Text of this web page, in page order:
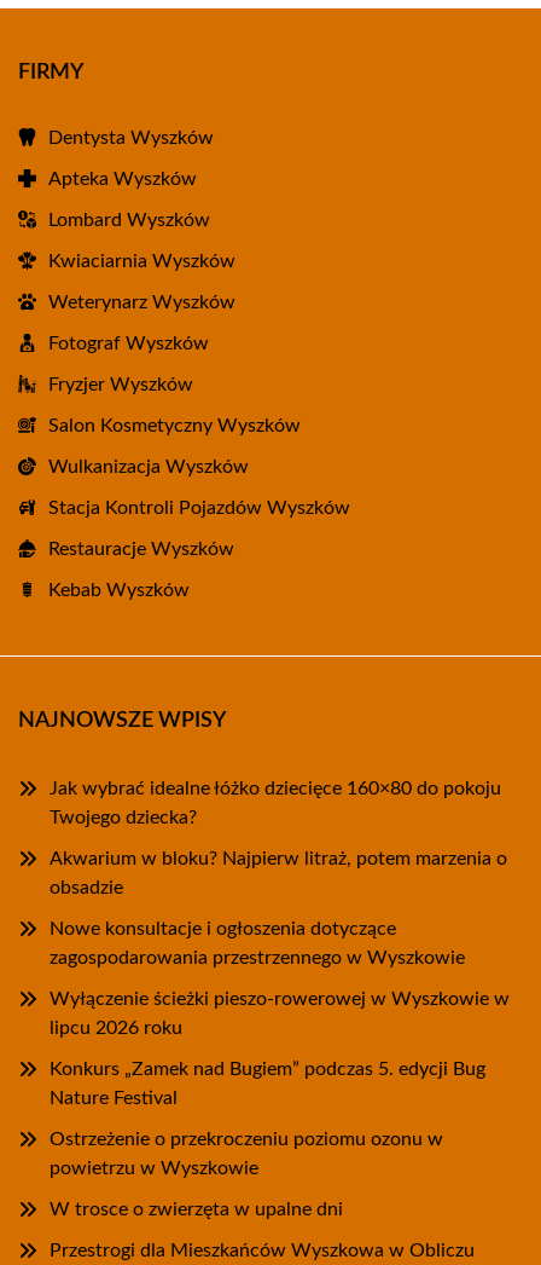
FIRMY
Dentysta Wyszków
Apteka Wyszków
Lombard Wyszków
Kwiaciarnia Wyszków
Weterynarz Wyszków
Fotograf Wyszków
Fryzjer Wyszków
Salon Kosmetyczny Wyszków
Wulkanizacja Wyszków
Stacja Kontroli Pojazdów Wyszków
Restauracje Wyszków
Kebab Wyszków
NAJNOWSZE WPISY
Jak wybrać idealne łóżko dziecięce 160×80 do pokoju
Twojego dziecka?
Akwarium w bloku? Najpierw litraż, potem marzenia o
obsadzie
Nowe konsultacje i ogłoszenia dotyczące
zagospodarowania przestrzennego w Wyszkowie
Wyłączenie ścieżki pieszo-rowerowej w Wyszkowie w
lipcu 2026 roku
Konkurs „Zamek nad Bugiem” podczas 5. edycji Bug
Nature Festival
Ostrzeżenie o przekroczeniu poziomu ozonu w
powietrzu w Wyszkowie
W trosce o zwierzęta w upalne dni
Przestrogi dla Mieszkańców Wyszkowa w Obliczu